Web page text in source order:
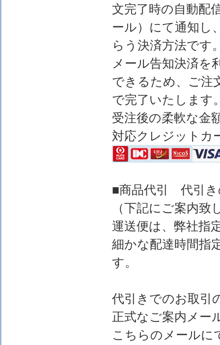
文完了時の自動配
ール）にて通知し
らう決済方法です
メール告知決済を
できるため、ご注
で完了いたします
受注後の柔軟な金
対応クレジットカ
■商品代引 代引き
（下記にご案内
運送便は、弊社指
細かな配達時間指
す。
代引きでのお取引
正式なご案内メー
こちらのメールに